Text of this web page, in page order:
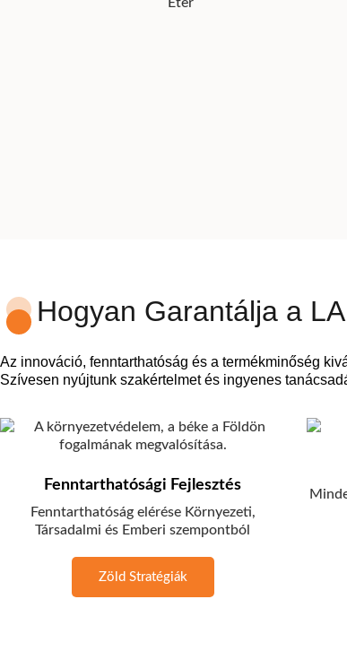
Hogyan Garantálja a
Az innováció, fenntarthatóság és a termékminőség
Szívesen nyújtunk szakértelmet és ingyenes
Fenntarthatósági Fejlesztés
Fenntarthatóság elérése Környezeti,
Társadalmi és Emberi szempontból
Zöld Stratégiák